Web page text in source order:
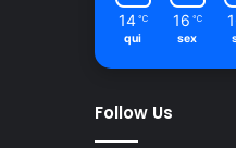
14 ℃
qui
16 ℃
sex
Follow Us